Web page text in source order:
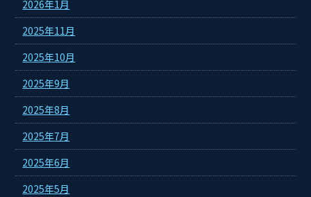
2026年1月
2025年11月
2025年10月
2025年9月
2025年8月
2025年7月
2025年6月
2025年5月